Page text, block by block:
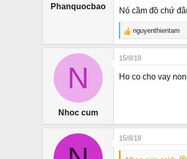
Phanquocbao Nó cầm đồ chứ
R
e
a
c
t
:
nguyenthientam
N
Nhoc cum
15/8/19
Ho co cho vay
15/8/19